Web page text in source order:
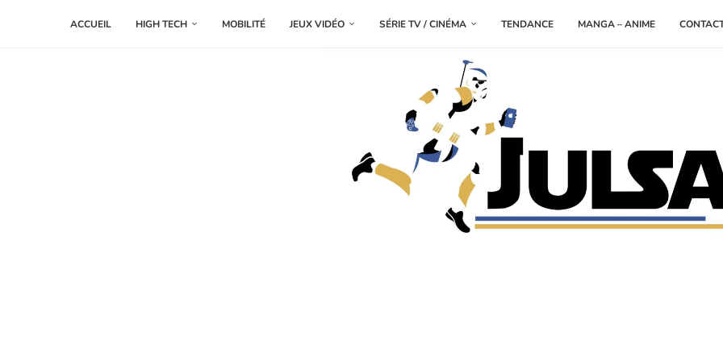
ACCUEIL HIGH TECH MOBILITÉ JEUX VIDÉO SÉRIE TV / CINÉMA TENDANCE MANGA – ANIME